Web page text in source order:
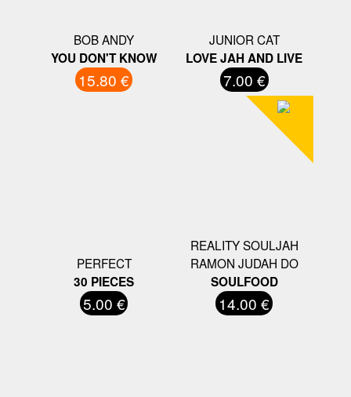
BOB ANDY
YOU DON'T KNOW
15.80 €
JUNIOR CAT
LOVE JAH AND LIVE
7.00 €
PERFECT
30 PIECES
5.00 €
REALITY SOULJAH
RAMON JUDAH DO
SOULFOOD
14.00 €